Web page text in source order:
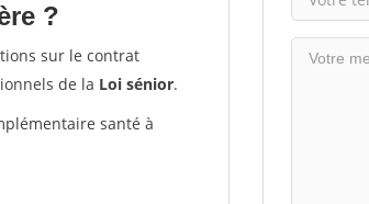
?
sur le contrat
de la Loi sénior.
santé à